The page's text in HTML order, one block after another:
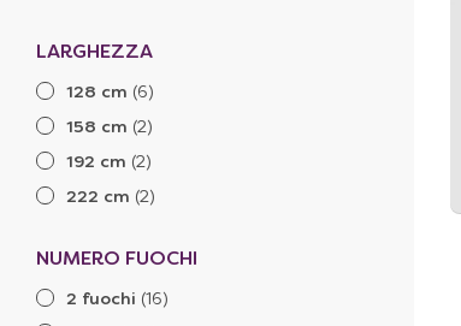
LARGHEZZA
128 cm (6)
158 cm (2)
192 cm (2)
222 cm (2)
NUMERO FUOCHI
2 fuochi (16)